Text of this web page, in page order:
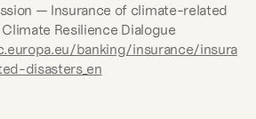
— Insurance of climate-related
banking/insurance/insura
disasters_en